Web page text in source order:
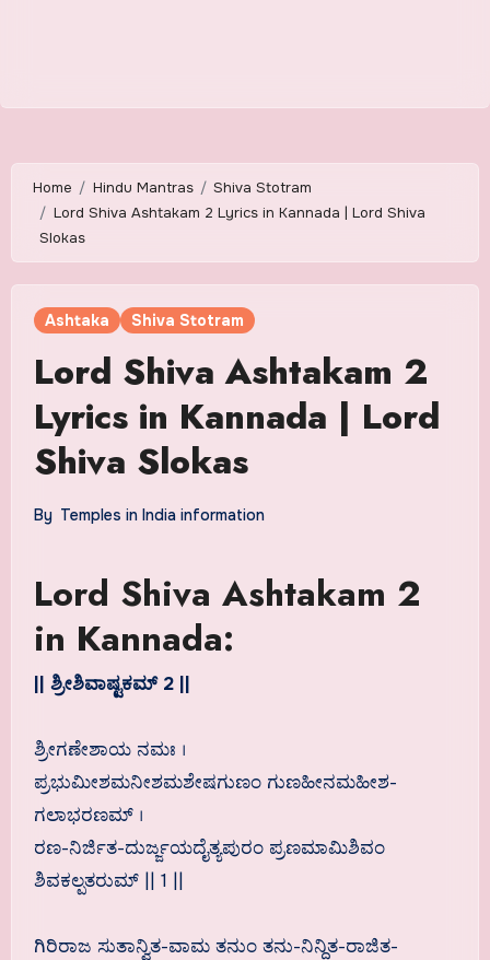
Home Hindu Mantras
Shiva Stotram
Lord Shiva Ashtakam 2 Lyrics in Kannada | Lord Shiva
Slokas
Ashtaka Shiva Stotram
Lord Shiva Ashtakam 2
Lyrics in Kannada | Lord
Shiva Slokas
By Temples in India information
Lord Shiva Ashtakam 2
in Kannada:
|| ಶ್ರೀಶಿವಾಷ್ಟಕಮ್ 2 ||
ಶ್ರೀಗಣೇಶಾಯ ನಮಃ ।
ಪ್ರಭುಮೀಶಮನೀಶಮಶೇಷಗುಣಂ ಗುಣಹೀನಮಹೀಶ-
ಗಲಾಭರಣಮ್ ।
ರಣ-ನಿರ್ಜಿತ-ದುರ್ಜ್ಜಯದೈತ್ಯಪುರಂ ಪ್ರಣಮಾಮಿಶಿವಂ
ಶಿವಕಲ್ಪತರುಮ್ || 1 ||
ಗಿರಿರಾಜ ಸುತಾನ್ವಿತ-ವಾಮ ತನುಂ ತನು-ನಿನ್ದಿತ-ರಾಜಿತ-